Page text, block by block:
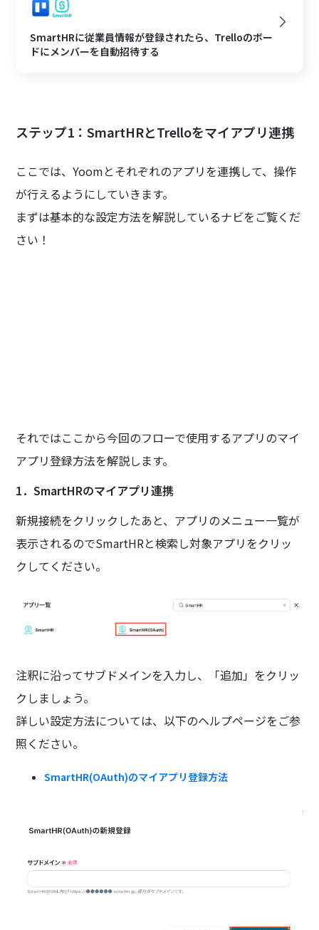
SmartHRに従業員情報が登録されたら、Trelloのボー
ドにメンバーを自動招待する
ステップ1：SmartHRとTrelloをマイアプリ連携
ここでは、Yoomとそれぞれのアプリを連携して、操作
が行えるようにしていきます。
まずは基本的な設定方法を解説しているナビをご覧くだ
さい！
それではここから今回のフローで使用するアプリのマイ
アプリ登録方法を解説します。
1．SmartHRのマイアプリ連携
新規接続をクリックしたあと、アプリのメニュー一覧が
表示されるのでSmartHRと検索し対象アプリをクリッ
クしてください。
注釈に沿ってサブドメインを入力し、「追加」をクリッ
クしましょう。
詳しい設定方法については、以下のヘルプページをご参
照ください。
SmartHR(OAuth)のマイアプリ登録方法